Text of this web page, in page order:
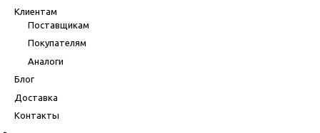
Клиентам
Поставщикам
Покупателям
Аналоги
Блог
Доставка
Контакты